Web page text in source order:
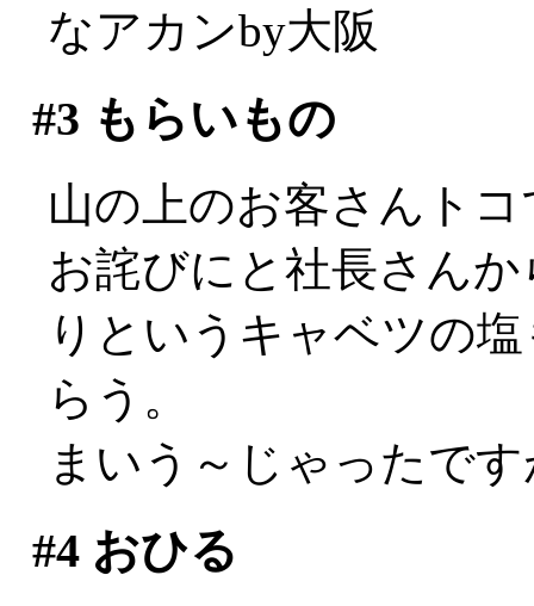
なアカンby大阪
#3 もらいもの
山の上のお客さんト
お詫びにと社長さん
りというキャベツの
らう。
まいう～じゃったで
#4おひる